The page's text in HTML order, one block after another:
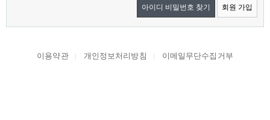
아이디 비밀번호 찾기 회원 가입
이용약관 개인정보처리방침 이메일무단수집거부